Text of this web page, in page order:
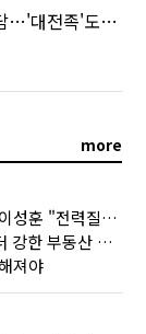
전족'도 불똥
more
주택공급 '속도' 강조한 LH 이성훈 "전력질주해야"
한 발 빠른 '김용범 페북'…더 강한 부동산 규제 나오나
져야